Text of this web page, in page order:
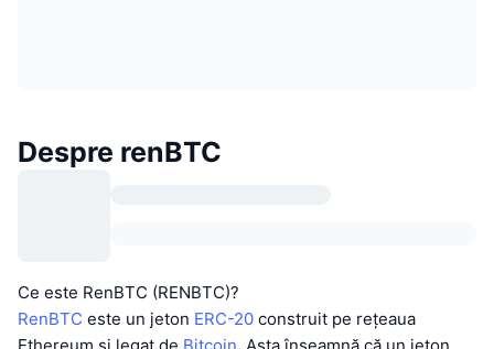
Despre renBTC
Ce este RenBTC (RENBTC)?
RenBTC este un jeton ERC-20 construit pe rețeaua